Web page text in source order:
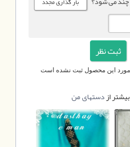
مورد این محصول ثبت نشده است
ازدستهای من